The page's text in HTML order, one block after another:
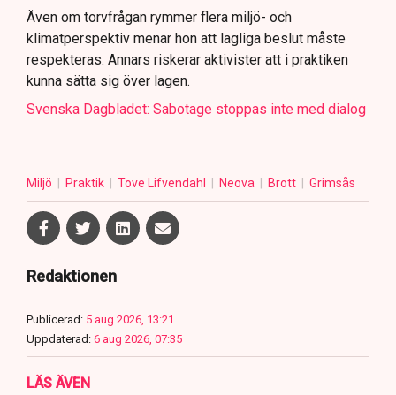
Även om torvfrågan rymmer flera miljö- och
klimatperspektiv menar hon att lagliga beslut måste
respekteras. Annars riskerar aktivister att i praktiken
kunna sätta sig över lagen.
Svenska Dagbladet: Sabotage stoppas inte med dialog
Miljö Praktik Tove Lifvendahl Neova Brott Grimsås
Redaktionen
Publicerad: 5 aug 2026, 13:21
Uppdaterad: 6 aug 2026, 07:35
LÄS ÄVEN